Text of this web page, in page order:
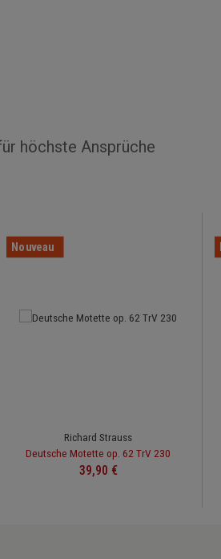
höchste Ansprüche
Nouveau
Richard Strauss
Deutsche Motette op. 62 TrV 230
Prix régulier :
39,90 €